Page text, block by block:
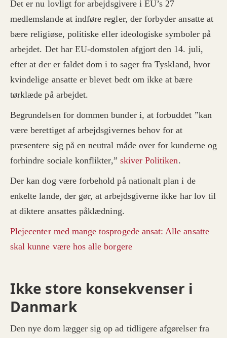
Det er nu lovligt for arbejdsgivere i EU’s 27
medlemslande at indføre regler, der forbyder ansatte at
bære religiøse, politiske eller ideologiske symboler på
arbejdet. Det har EU-domstolen afgjort den 14. juli,
efter at der er faldet dom i to sager fra Tyskland, hvor
kvindelige ansatte er blevet bedt om ikke at bære
tørklæde på arbejdet.
Begrundelsen for dommen bunder i, at forbuddet ”kan
være berettiget af arbejdsgivernes behov for at
præsentere sig på en neutral måde over for kunderne og
forhindre sociale konflikter,” skiver Politiken.
Der kan dog være forbehold på nationalt plan i de
enkelte lande, der gør, at arbejdsgiverne ikke har lov til
at diktere ansattes påklædning.
Plejecenter med mange tosprogede ansat: Alle ansatte
skal kunne være hos alle borgere
Ikke store konsekvenser i
Danmark
Den nye dom lægger sig op ad tidligere afgørelser fra